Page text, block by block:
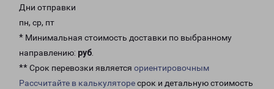
Дни отправки
пн, ср, пт
* Минимальная стоимость доставки по выбранному
направлению: руб.
** Срок перевозки является ориентировочным
Рассчитайте в калькуляторесрок и детальную стоимость